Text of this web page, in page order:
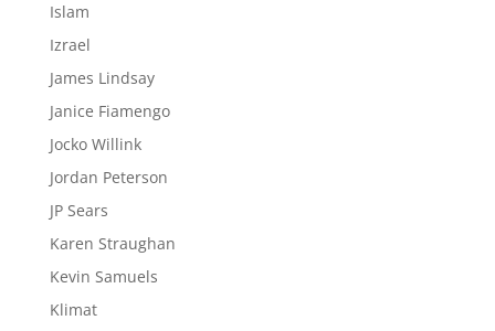
Islam
Izrael
James Lindsay
Janice Fiamengo
Jocko Willink
Jordan Peterson
JP Sears
Karen Straughan
Kevin Samuels
Klimat